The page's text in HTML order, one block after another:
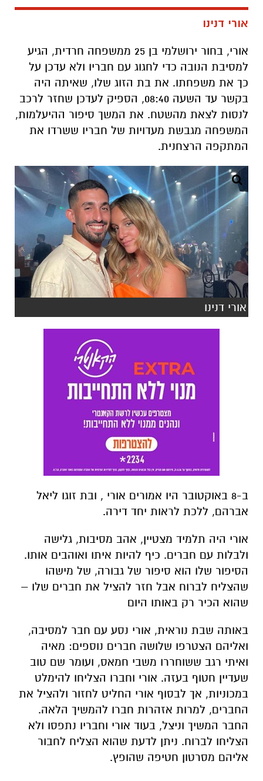
אורי דנינו
אורי, בחור ירושלמי בן 25 ממשפחה חרדית, הגיע
למסיבת הנובה כדי לחגוג עם חבריו ולא עדכן על
כך את משפחתו. את בת הזוג שלו, שאיתה היה
בקשר עד השעה 08:40, הספיק לעדכן שחזר לרכב
לנסות לצאת מהשטח. את המשך סיפור ההיעלמות,
המשפחה מגבשת מעדויות של חבריו ששרדו את
המתקפה הרצחנית.
אורי דנינו
ב-8 באוקטובר היו אמורים אורי , ובת זוגו ליאל
אברהם, ללכת לראות יחד דירה.
אורי היה תלמיד מצטיין, אהב מסיבות, גלישה
ולבלות עם חברים. כיף להיות איתו ואוהבים אותו.
הסיפור שלו הוא סיפור של גבורה, של מישהו
שהצליח לברוח אבל חזר להציל את חברים שלו –
שהוא הכיר רק באותו היום
באותה שבת נוראית, אורי נסע עם חבר למסיבה,
ואליהם הצטרפו שלושה חברים נוספים: מאיה
ואיתי רגב ששוחררו משבי חמאס, ועומר שם טוב
שעדיין חטוף בעזה. אורי וחברו הצליחו להימלט
במכוניות, אך לבסוף אורי החליט לחזור ולהציל את
החברים, למרות אזהרות חברו להמשיך הלאה.
החבר המשיך וניצל, בעוד אורי וחבריו נתפסו ולא
הצליחו לברוח. ניתן לדעת שהוא הצליח לחבור
אליהם מסרטון חטיפה שהופץ.